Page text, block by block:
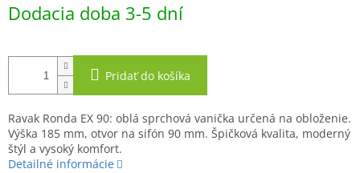
cena:
Dodacia doba 3-5 dní
Pridať do košíka
Ravak Ronda EX 90: oblá sprchová vanička určená na obloženie.
Výška 185 mm, otvor na sifón 90 mm. Špičková kvalita, moderný
štýl a vysoký komfort.
Detailné informácie